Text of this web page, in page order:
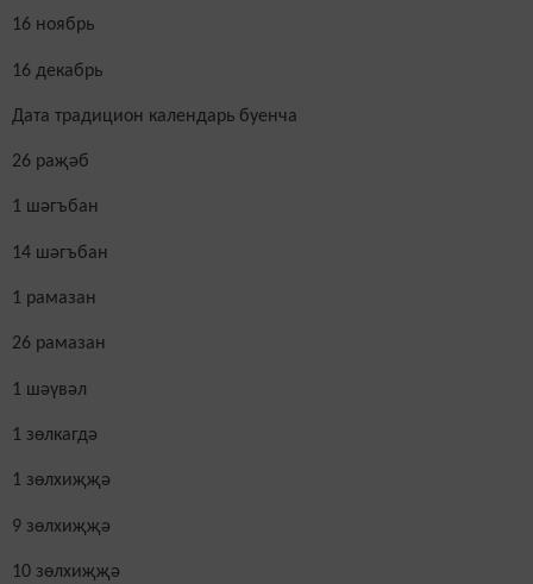
16 ноябрь
16 декабрь
Дата традицион календарь буенча
26 раҗәб
1 шәгъбан
14 шәгъбан
1 рамазан
26 рамазан
1 шәүвәл
1 зөлкагдә
1 зөлхиҗҗә
9 зөлхиҗҗә
10 зөлхиҗҗә